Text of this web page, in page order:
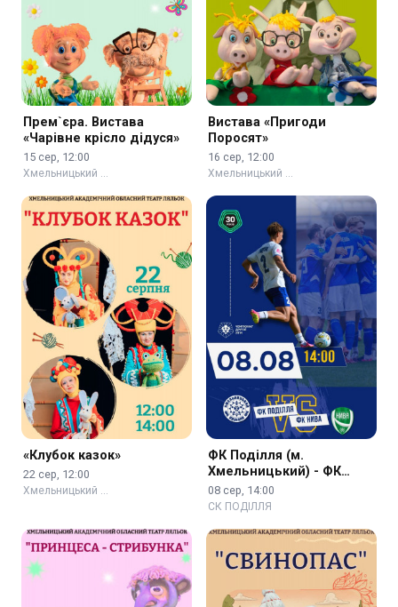
Прем`єра. Вистава
«Чарівне крісло дідуся»
15 сер, 12:00
Хмельницький …
Вистава «Пригоди
Поросят»
16 сер, 12:00
Хмельницький …
«Клубок казок»
22 сер, 12:00
Хмельницький …
ФК Поділля (м.
Хмельницький) - ФК
Нива (м. Вінниця)
08 сер, 14:00
СК ПОДІЛЛЯ